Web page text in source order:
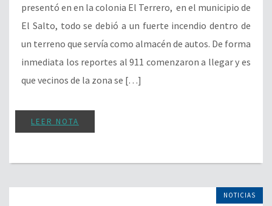
presentó en en la colonia El Terrero, en el municipio de
El Salto, todo se debió a un fuerte incendio dentro de
un terreno que servía como almacén de autos. De forma
inmediata los reportes al 911 comenzaron a llegar y es
que vecinos de la zona se […]
LEER NOTA
NOTICIAS